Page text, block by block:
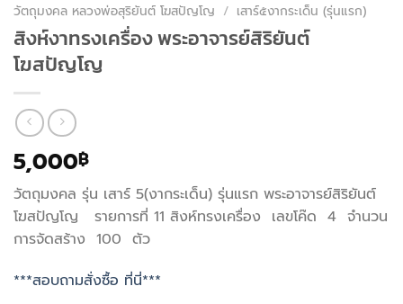
วัตถุมงคล หลวงพ่อสุริยันต์ โฆสปัญโญ / เสาร์๕งากระเด็น (รุ่นแรก)
สิงห์งาทรงเครื่อง พระอาจารย์สิริยันต์
โฆสปัญโญ
5,000฿
วัตถุมงคล รุ่น เสาร์ 5(งากระเด็น) รุ่นแรก พระอาจารย์สิริยันต์
โฆสปัญโญ รายการที่ 11 สิงห์ทรงเครื่อง เลขโค๊ด 4 จำนวน
การจัดสร้าง 100 ตัว
***สอบถามสั่งซื้อ ที่นี่***